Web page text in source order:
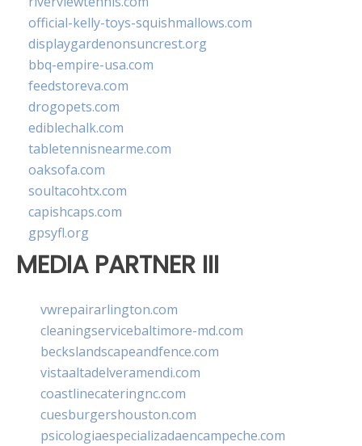
official-kelly-toys-squishmallows.com
displaygardenonsuncrest.org
bbq-empire-usa.com
feedstoreva.com
drogopets.com
ediblechalk.com
tabletennisnearme.com
oaksofa.com
soultacohtx.com
capishcaps.com
gpsyfl.org
MEDIA PARTNER III
vwrepairarlington.com
cleaningservicebaltimore-md.com
beckslandscapeandfence.com
vistaaltadelveramendi.com
coastlinecateringnc.com
cuesburgershouston.com
psicologiaespecializadaencampeche.com